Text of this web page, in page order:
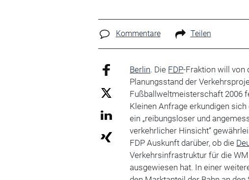
Kommentare Teilen
Berlin. Die FDP-Fraktion will von
Planungsstand der
Fußballweltmeisterschaft 2006
Kleinen Anfrage erkundigen
ein „reibungsloser und
verkehrlicher Hinsicht“
FDP Auskunft darüber, ob die
Verkehrsinfrastruktur für die
ausgewiesen hat. In einer